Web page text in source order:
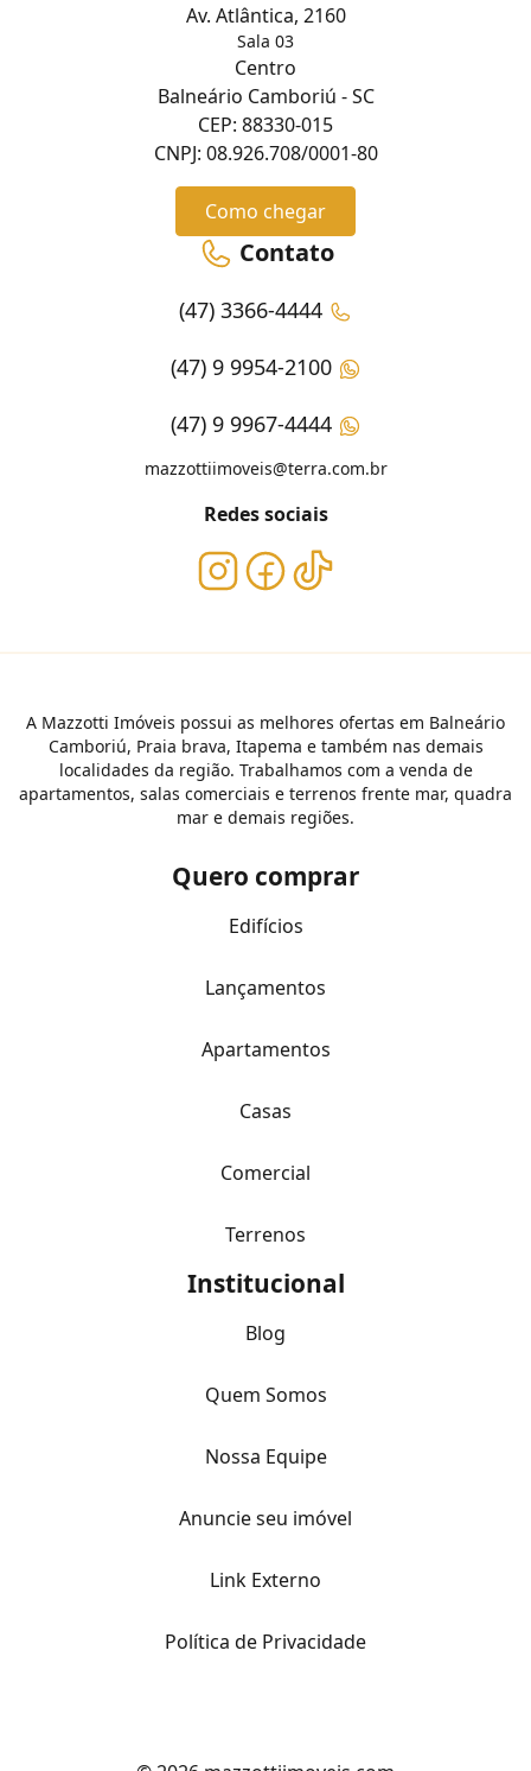
Av. Atlântica, 2160
Sala 03
Centro
Balneário Camboriú - SC
CEP: 88330-015
CNPJ: 08.926.708/0001-80
Como chegar
Contato
(47) 3366-4444
(47) 9 9954-2100
(47) 9 9967-4444
mazzottiimoveis@terra.com.br
Redes sociais
A Mazzotti Imóveis possui as melhores ofertas em Balneário
Camboriú, Praia brava, Itapema e também nas demais
localidades da região. Trabalhamos com a venda de
apartamentos, salas comerciais e terrenos frente mar, quadra
mar e demais regiões.
Quero comprar
Edifícios
Lançamentos
Apartamentos
Casas
Comercial
Terrenos
Institucional
Blog
Quem Somos
Nossa Equipe
Anuncie seu imóvel
Link Externo
Política de Privacidade